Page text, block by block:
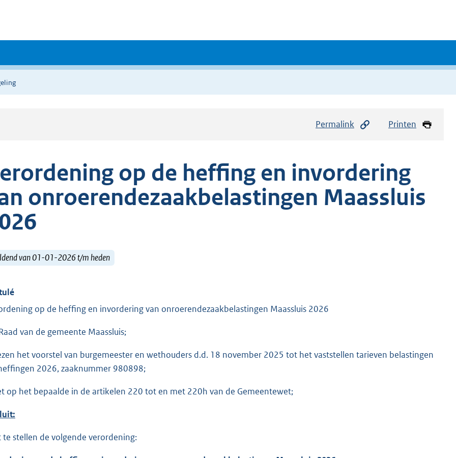
Permalink Printen
op de heffing en invordering
onroerendezaakbelastingen Maassluis
van 01-01-2026 t/m heden
op de heffing en invordering van onroerendezaakbelastingen Maassluis 2026
van de gemeente Maassluis;
het voorstel van burgemeester en wethouders d.d. 18 november 2025 tot het vaststellen tarieven belastingen
2026, zaaknummer 980898;
op het bepaalde in de artikelen 220 tot en met 220h van de Gemeentewet;
te stellen de volgende verordening: